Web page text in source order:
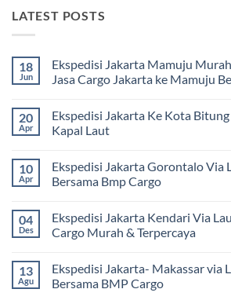
LATEST POSTS
18
Jun
Ekspedisi Jakarta Mamuju
Jasa Cargo Jakarta ke Mamuju
komentar
pada
Ekspedisi
Murah
dan
Terpercaya
Cargo
Jakarta
ke
BMP
Cargo
20
Apr
Ekspedisi Jakarta Ke Kota
Kapal Laut
komentar
pada
Ekspedisi
Kota
Bitung
Lebih
Kapal
Laut
10
Apr
Ekspedisi Jakarta Gorontalo Via
Bersama Bmp Cargo
komentar
pada
Ekspedisi
Via
Laut
Murah
04
Des
Ekspedisi Jakarta Kendari Via
Cargo Murah & Terpercaya
komentar
pada
Ekspedisi
13
Agu
Ekspedisi Jakarta- Makassar via
Bersama BMP Cargo